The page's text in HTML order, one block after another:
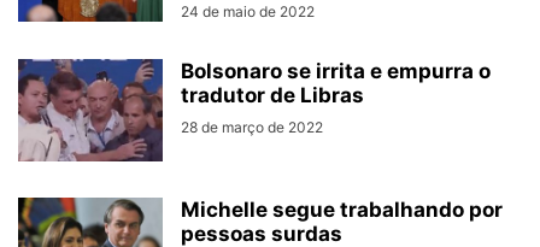
24 de maio de 2022
Bolsonaro se irrita e empurra o
tradutor de Libras
28 de março de 2022
Michelle segue trabalhando por
pessoas surdas